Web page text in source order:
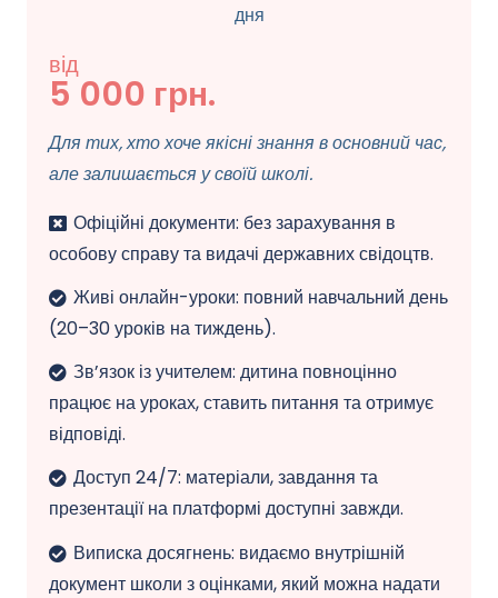
дня
від
5 000 грн.
Для тих, хто хоче якісні знання в основний час,
але залишається у своїй школі.
Офіційні документи: без зарахування в
особову справу та видачі державних свідоцтв.
Живі онлайн-уроки: повний навчальний день
(20–30 уроків на тиждень).
Зв’язок із учителем: дитина повноцінно
працює на уроках, ставить питання та отримує
відповіді.
Доступ 24/7: матеріали, завдання та
презентації на платформі доступні завжди.
Виписка досягнень: видаємо внутрішній
документ школи з оцінками, який можна надати